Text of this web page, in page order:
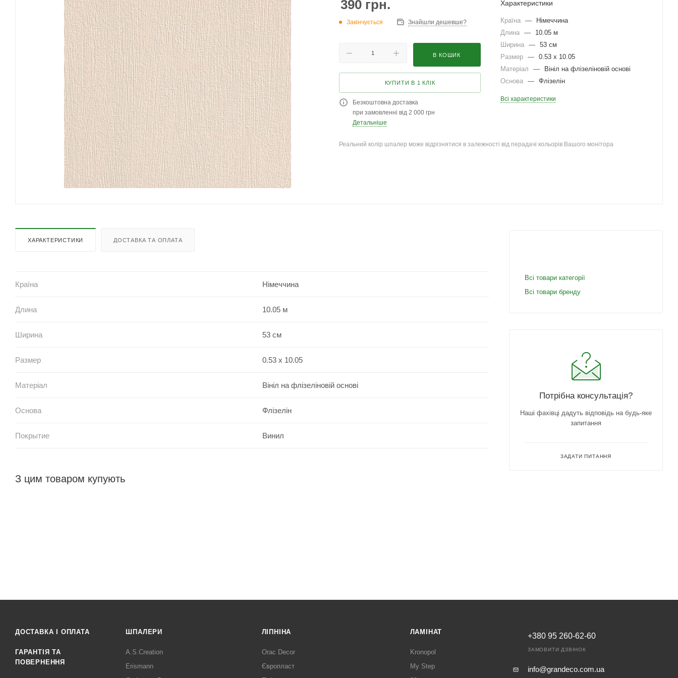
390 грн.
Закінчується Знайшли дешевше?
В КОШИК
КУПИТИ В 1 КЛІК
Безкоштовна доставка
при замовленні від 2 000 грн
Детальніше
Характеристики
Країна —
Німеччина
Длина —
10.05 м
Ширина — 53 см
Размер — 0.53 x 10.05
Матеріал
—
Вініл на флізеліновій основі
Основа — Флізелін
Всі характеристики
Реальний колір шпалер може відрізнятися в залежності від перадачі кольорів Вашого монітора
ХАРАКТЕРИСТИКИ ДОСТАВКА ТА ОПЛАТА
Країна Німеччина
Длина 10.05 м
Ширина 53 см
Размер 0.53 x 10.05
Матеріал Вініл на флізеліновій основі
Основа Флізелін
Покрытие Винил
З цим товаром купують
Всі товари категорії
Всі товари бренду
Потрібна консультація?
Наші фахівці дадуть відповідь на будь-яке
запитання
ЗАДАТИ ПИТАННЯ
ДОСТАВКА І ОПЛАТА
ГАРАНТІЯ ТА
ПОВЕРНЕННЯ
ШПАЛЕРИ
A.S.Creation
Erismann
ЛІПНІНА
Orac Decor
Європласт
ЛАМІНАТ
Kronopol
My Step
+380 95 260-62-60
ЗАМОВИТИ ДЗВІНОК
info@grandeco.com.ua